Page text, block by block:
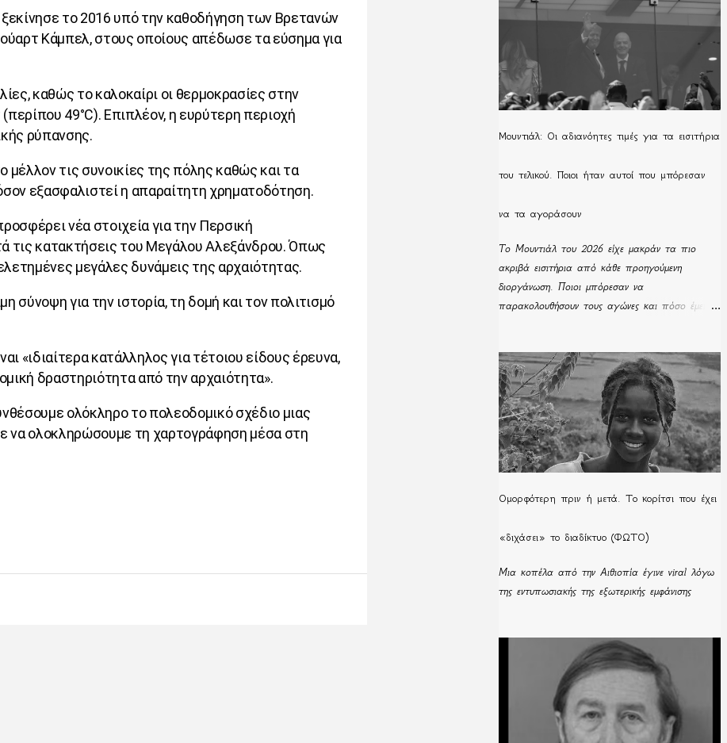
το 2016 υπό την καθοδήγηση των Βρετανών
Κάμπελ, στους οποίους απέδωσε τα εύσημα για
καθώς το καλοκαίρι οι θερμοκρασίες στην
49°C). Επιπλέον, η ευρύτερη περιοχή
ρύπανσης.
μέλλον τις συνοικίες της πόλης καθώς και τα
εξασφαλιστεί η απαραίτητη χρηματοδότηση.
νέα στοιχεία για την Περσική
τις κατακτήσεις του Μεγάλου Αλεξάνδρου. Όπως
μεγάλες δυνάμεις της αρχαιότητας.
σύνοψη για την ιστορία, τη δομή και τον πολιτισμό
«ιδιαίτερα κατάλληλος για τέτοιου είδους έρευνα,
δραστηριότητα από την αρχαιότητα».
ολόκληρο το πολεοδομικό σχέδιο μιας
να ολοκληρώσουμε τη χαρτογράφηση μέσα στη
Μουντιάλ: Οι αδιανόητες τιμές για τα εισιτήρια
του τελικού. Ποιοι ήταν αυτοί που μπόρεσαν
να τα αγοράσουν
Το Μουντιάλ του 2026 είχε μακράν τα πιο
ακριβά εισιτήρια από κάθε προηγούμενη
διοργάνωση. Ποιοι μπόρεσαν να
παρακολουθήσουν τους αγώνες και πόσο έμειναν
Ομορφότερη πριν ή μετά. Το κορίτσι που έχει
«διχάσει» το διαδίκτυο (ΦΩΤΟ)
Μια κοπέλα από την Αιθιοπία έγινε viral λόγω
της εντυπωσιακής της εξωτερικής εμφάνισης